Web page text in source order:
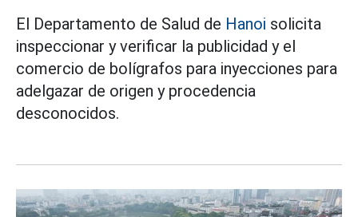
El Departamento de Salud de Hanoi solicita
inspeccionar y verificar la publicidad y el
comercio de bolígrafos para inyecciones para
adelgazar de origen y procedencia
desconocidos.